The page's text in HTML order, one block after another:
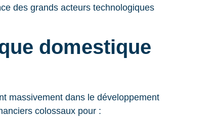
des grands acteurs technologiques
domestique
massivement dans le développement
colossaux pour :